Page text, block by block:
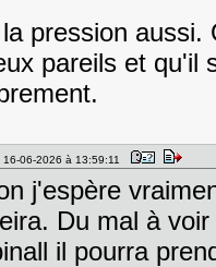
pression aussi.
pareils et qu'il
16-06-2026 à 13:59:11
j'espère
Du mal à
il pourra